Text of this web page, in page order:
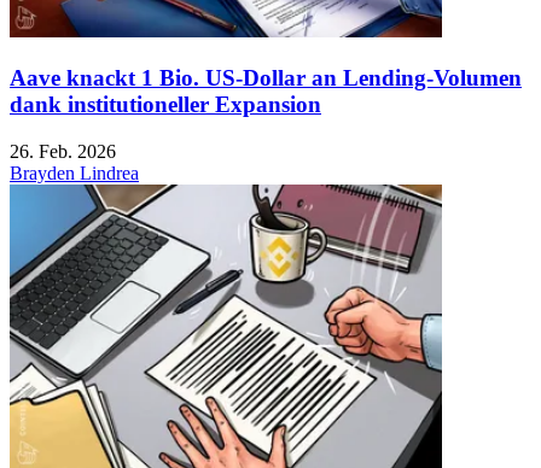
Aave knackt 1 Bio. US-Dollar an Lending-Volumen
dank institutioneller Expansion
26. Feb. 2026
Brayden Lindrea